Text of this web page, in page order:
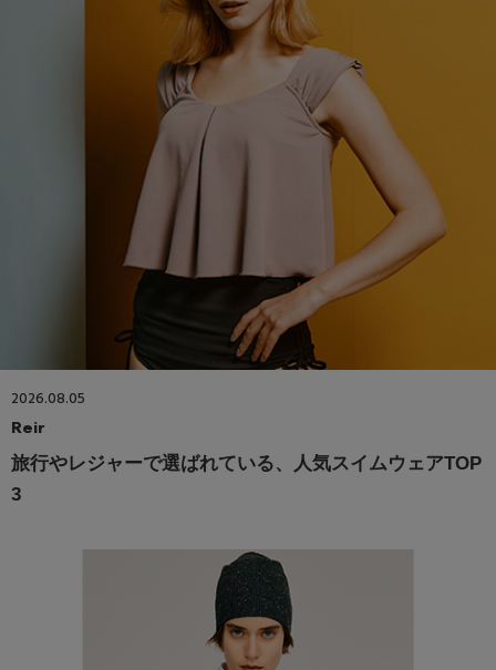
2026.08.05
Reir
旅行やレジャーで選ばれている、人気スイムウェアTOP
3